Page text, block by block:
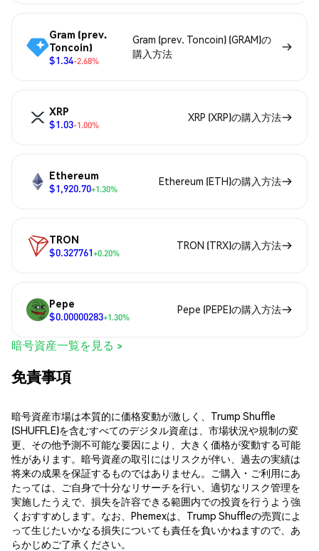
Gram (prev.
Toncoin)
$1.34-2.68%
Gram (prev. Toncoin) (GRAM)の
購入方法
XRP
$1.03-1.00%
XRP (XRP)の購入方法
Ethereum
$1,920.70+1.30%
Ethereum (ETH)の購入方法
TRON
$0.327761+0.20%
TRON (TRX)の購入方法
Pepe
$0.00000283+1.30%
Pepe (PEPE)の購入方法
暗号資産一覧を見る >
免責事項
暗号資産市場は本質的に価格変動が激しく、Trump Shuffle
(SHUFFLE)を含むすべてのデジタル資産は、市場状況や規制の変
更、その他予測不可能な要因により、大きく価格が変動する可能
性があります。暗号資産の取引にはリスクが伴い、過去の実績は
将来の成果を保証するものではありません。ご購入・ご利用にあ
たっては、ご自身で十分なリサーチを行い、適切なリスク管理を
実施したうえで、損失を許容できる範囲内での投資を行うよう強
くおすすめします。なお、Phemexは、Trump Shuffleの売買によ
って生じたいかなる損失についても責任を負いかねますので、あ
らかじめご了承ください。